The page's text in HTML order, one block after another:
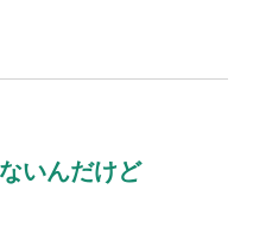
いんだけど